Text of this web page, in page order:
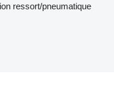
ressort/pneumatique